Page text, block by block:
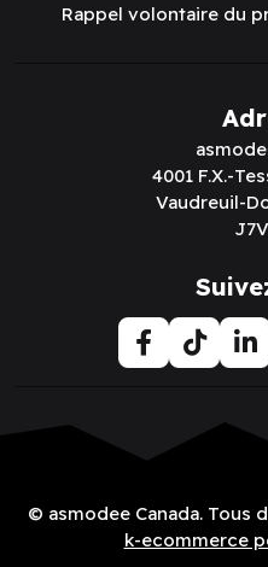
Rappel volontaire du
4001 F.X.-
Vaudreuil-
© asmodee Canada. Tous
k-ecommerce